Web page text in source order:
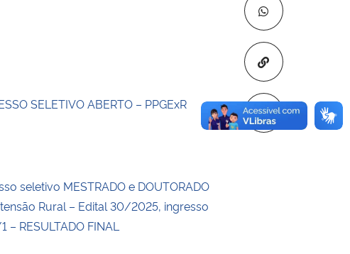
Copiar para
SELETIVO ABERTO – PPGExR
seletivo MESTRADO e DOUTORADO
Rural – Edital 30/2025, ingresso
– RESULTADO FINAL